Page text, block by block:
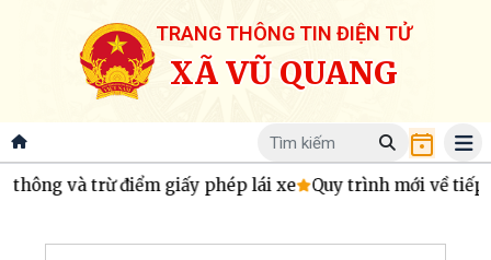
TRANG THÔNG TIN ĐIỆN TỬ
XÃ VŨ QUANG
và trừ điểm giấy phép lái xe Quy trình mới về tiếp